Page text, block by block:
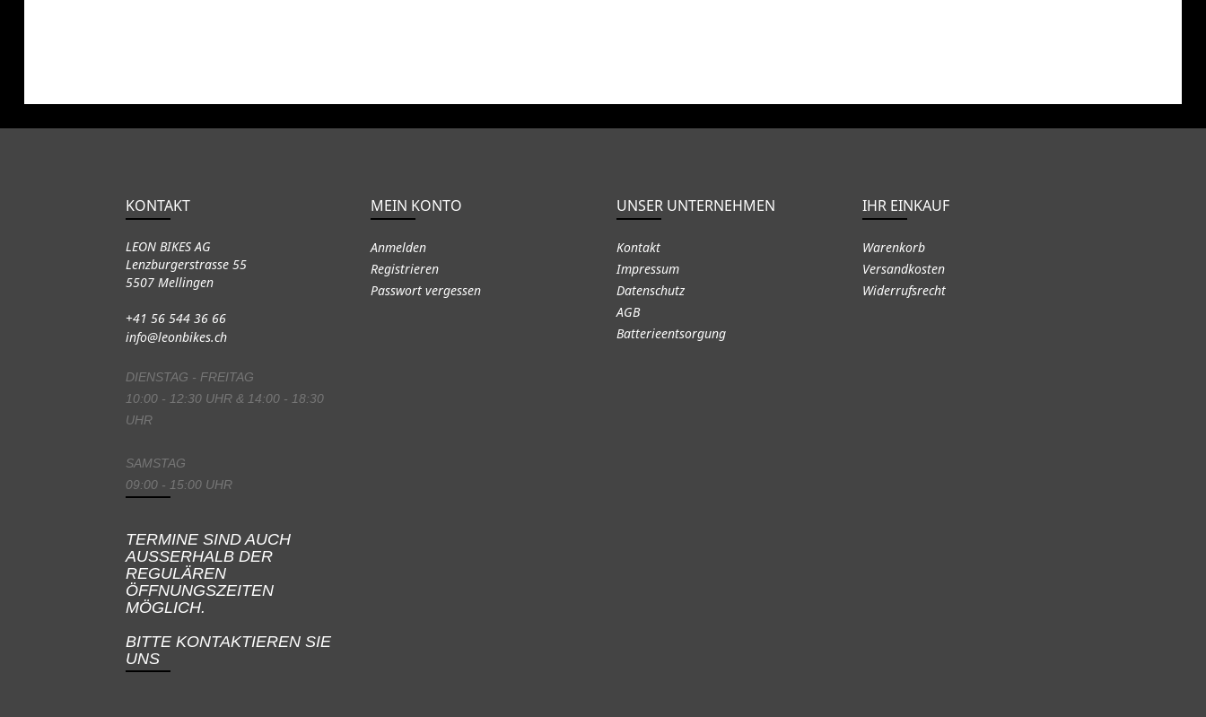
KONTAKT
LEON BIKES AG
Lenzburgerstrasse 55
5507 Mellingen
+41 56 544 36 66
info@leonbikes.ch
DIENSTAG - FREITAG
10:00 - 12:30 UHR & 14:00 - 18:30
UHR
SAMSTAG
09:00 - 15:00 UHR
TERMINE SIND AUCH
AUSSERHALB DER
REGULÄREN
ÖFFNUNGSZEITEN
MÖGLICH.
BITTE KONTAKTIEREN SIE
UNS
MEIN KONTO
Anmelden
Registrieren
Passwort vergessen
UNSER UNTERNEHMEN
Kontakt
Impressum
Datenschutz
AGB
Batterieentsorgung
IHR EINKAUF
Warenkorb
Versandkosten
Widerrufsrecht